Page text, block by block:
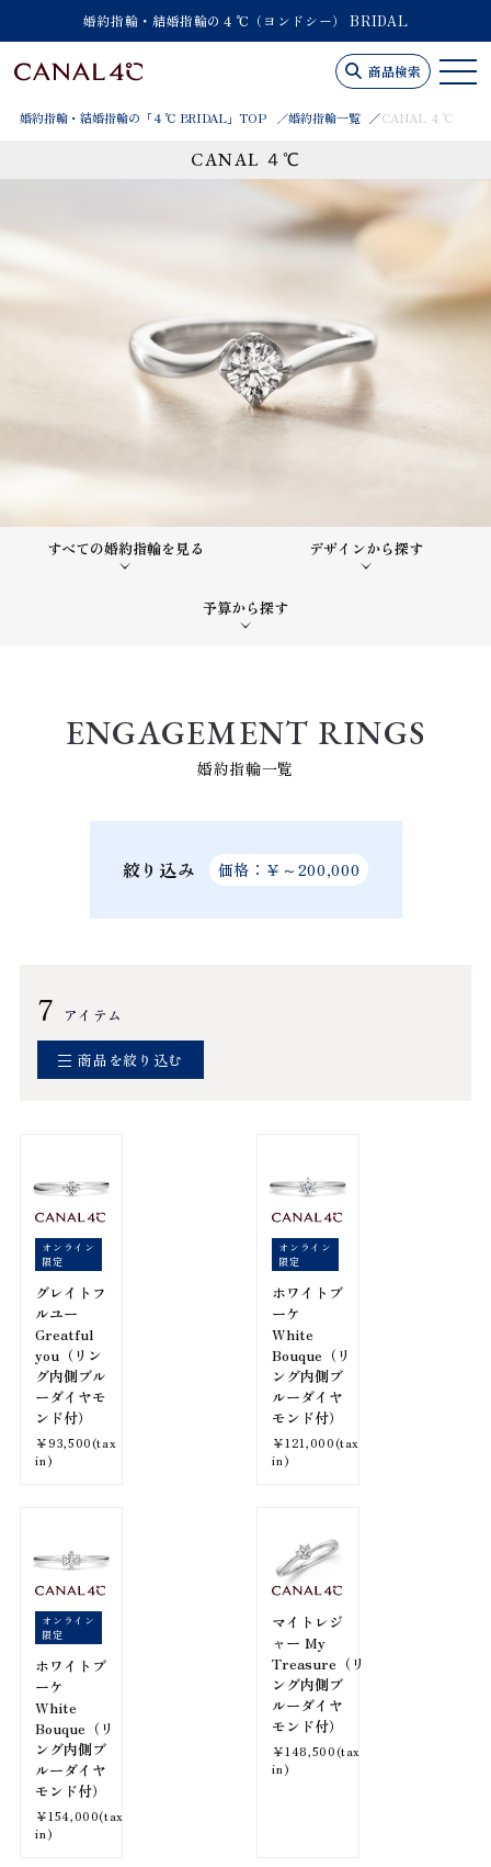
婚約指輪・結婚指輪の４℃（ヨンドシー） BRIDAL
商品検索
婚約指輪・結婚指輪の「４℃ BRIDAL」TOP 婚約指輪一覧 CANAL ４℃
CANAL ４℃
すべての婚約指輪を見る デザインから探す
予算から探す
ENGAGEMENT RINGS
婚約指輪一覧
絞り込み 価格：￥～200,000
7 アイテム
商品を絞り込む
オンライン
限定
グレイトフ
ルユー
Greatful
you（リン
グ内側ブル
ーダイヤモ
ンド付）
￥93,500(tax
in)
オンライン
限定
ホワイトブ
ーケ
White
Bouque（リ
ング内側ブ
ルーダイヤ
モンド付）
￥121,000(tax
in)
オンライン
限定
ホワイトブ
ーケ
White
Bouque（リ
ング内側ブ
ルーダイヤ
モンド付）
￥154,000(tax
in)
マイトレジ
ャー My
Treasure（リ
ング内側ブ
ルーダイヤ
モンド付）
￥148,500(tax
in)